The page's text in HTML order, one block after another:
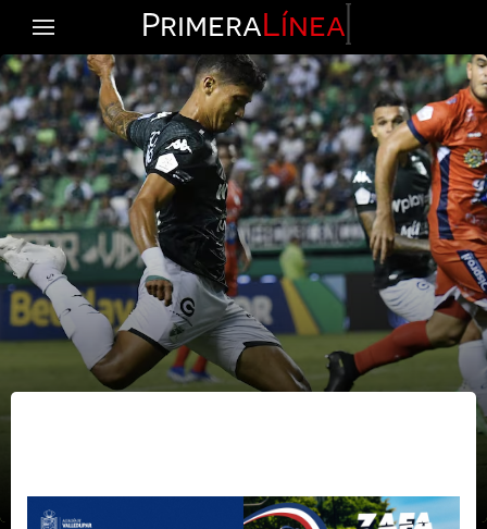
PrimeraLínea